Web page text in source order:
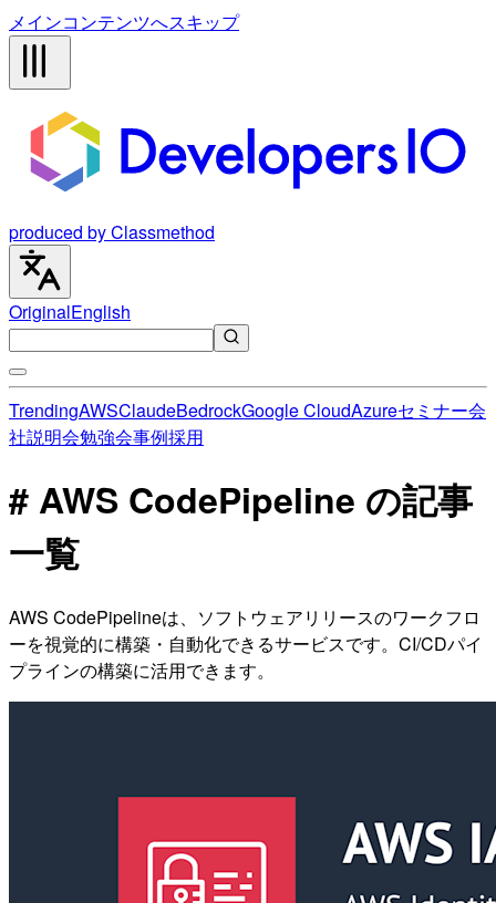
メインコンテンツへスキップ
produced by Classmethod
OriginalEnglish
TrendingAWSClaudeBedrockGoogle CloudAzureセミナー会
社説明会勉強会事例採用
# AWS CodePipeline の記事
一覧
AWS CodePipelineは、ソフトウェアリリースのワークフロ
ーを視覚的に構築・自動化できるサービスです。CI/CDパイ
プラインの構築に活用できます。